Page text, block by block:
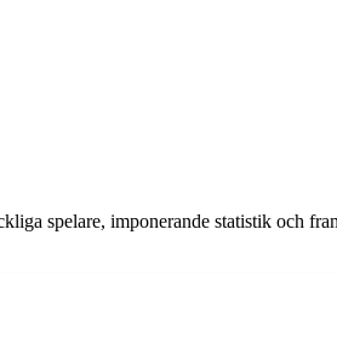
spelare, imponerande statistik och